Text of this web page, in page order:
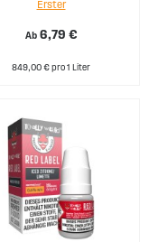
Ab 6,79 €
Erster
849,00 € pro 1 Liter